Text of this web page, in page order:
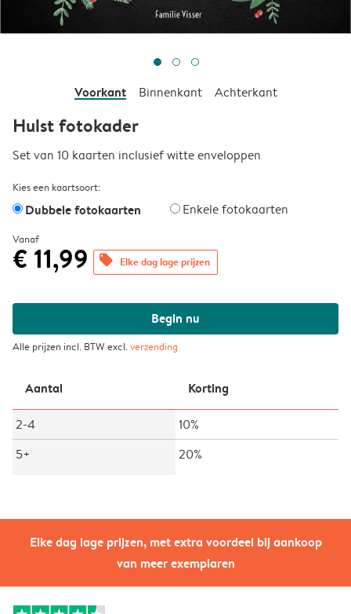
Elke dag lage prijzen, met extra voordeel bij aankoop
van meer exemplaren
Voorkant Binnenkant Achterkant
Hulst fotokader
Set van 10 kaarten inclusief witte enveloppen
Kies een kaartsoort:
Dubbele fotokaarten Enkele fotokaarten
Vanaf
€ 11,99 offers Elke dag lage prijzen
Begin nu
Alle prijzen incl. BTW excl.verzending
Aantal Korting
2-4
10%
5+
20%